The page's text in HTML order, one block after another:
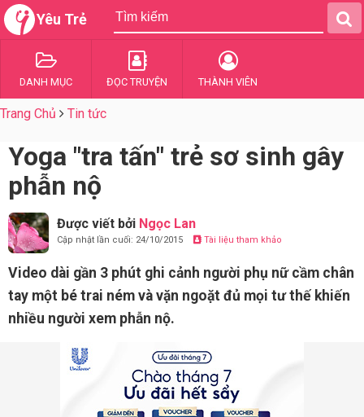
Yêu Trẻ
DANH MỤC ĐỌC TRUYỆN THÀNH VIÊN
Trang Chủ Tin tức
Yoga "tra tấn" trẻ sơ sinh gây
phẫn nộ
Được viết bởi Ngọc Lan
Cập nhật lần cuối: 24/10/2015 Tài liệu tham khảo
Video dài gần 3 phút ghi cảnh người phụ nữ cầm chân
tay một bé trai ném và vặn ngoặt đủ mọi tư thế khiến
nhiều người xem phẫn nộ.